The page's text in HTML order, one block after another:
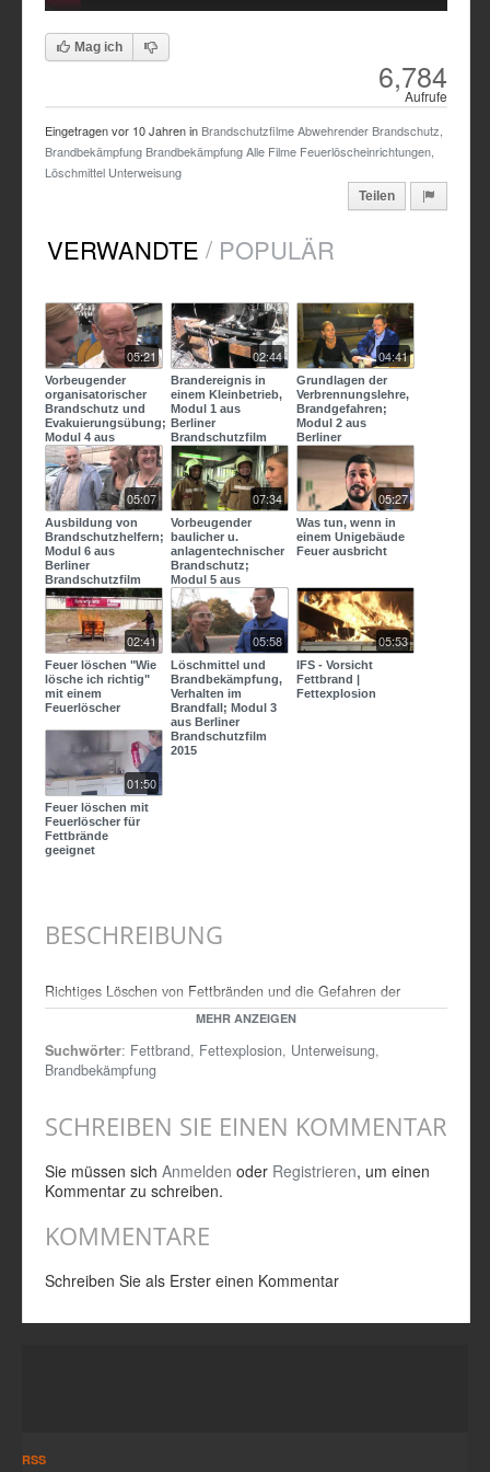
Mag ich
6,784
Aufrufe
Eingetragen vor 10 Jahrenin BrandschutzfilmeAbwehrender Brandschutz,
Brandbekämpfung BrandbekämpfungAlle Filme Feuerlöscheinrichtungen,
Löschmittel Unterweisung
Teilen
VERWANDTE / POPULÄR
05:21
Vorbeugender
organisatorischer
Brandschutz und
Evakuierungsübung;
Modul 4 aus
Berliner
Brandschutzfi
02:44
Brandereignis in
einem Kleinbetrieb,
Modul 1 aus
Berliner
Brandschutzfilm
2015
04:41
Grundlagen der
Verbrennungslehre,
Brandgefahren;
Modul 2 aus
Berliner
Brandschutzfilm
2015
05:07
Ausbildung von
Brandschutzhelfern;
Modul 6 aus
Berliner
Brandschutzfilm
2015
07:34
Vorbeugender
baulicher u.
anlagentechnischer
Brandschutz;
Modul 5 aus
Berliner
Brandschutzfilm
2015
05:27
Was tun, wenn in
einem Unigebäude
Feuer ausbricht
02:41
Feuer löschen "Wie
lösche ich richtig"
mit einem
Feuerlöscher
05:58
Löschmittel und
Brandbekämpfung,
Verhalten im
Brandfall; Modul 3
aus Berliner
Brandschutzfilm
2015
05:53
IFS - Vorsicht
Fettbrand |
Fettexplosion
01:50
Feuer löschen mit
Feuerlöscher für
Fettbrände
geeignet
BESCHREIBUNG
Richtiges Löschen von Fettbränden und die Gefahren der
falschen Löschmittel.
Löschmethode, 01:13 falsche Löschmethode, 02:28 Erklärung,
02:54 Zusammenfassung, 03:04 Wiederholung Zeitlupe
MEHR ANZEIGEN
Suchwörter: Fettbrand, Fettexplosion, Unterweisung,
Brandbekämpfung
SCHREIBEN SIE EINEN KOMMENTAR
Sie müssen sich Anmelden oder Registrieren, um einen
Kommentar zu schreiben.
KOMMENTARE
Schreiben Sie als Erster einen Kommentar
RSS